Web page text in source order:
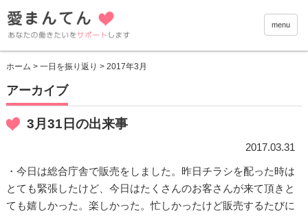
愛まん
menu
ホーム > 一日を振り返り > 2017年3月
アーカイブ
3月31日の出来事
2017.03.31
・今日は総合庁舎で販売をしました。昨日チラシを配った時は
とても緊張したけど、今日はたくさんのお客さんが来て頂きと
ても嬉しかった。楽しかった。忙しかったけど販売するたびに